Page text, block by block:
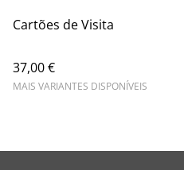
Cartões de Visita
37,00 €
MAIS VARIANTES DISPONÍVEIS